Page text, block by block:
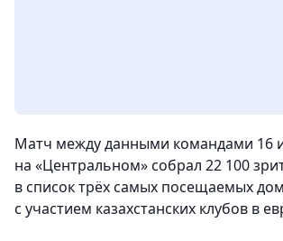
Матч между данными командами 16
на «Центральном» собрал 22 100
в список трёх самых посещаемых
с участием казахстанских клубов в